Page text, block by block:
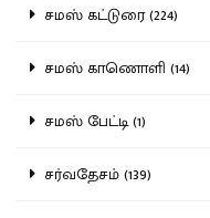
சமஸ் கட்டுரை (224)
சமஸ் காணொளி (14)
சமஸ் பேட்டி (1)
சர்வதேசம் (139)